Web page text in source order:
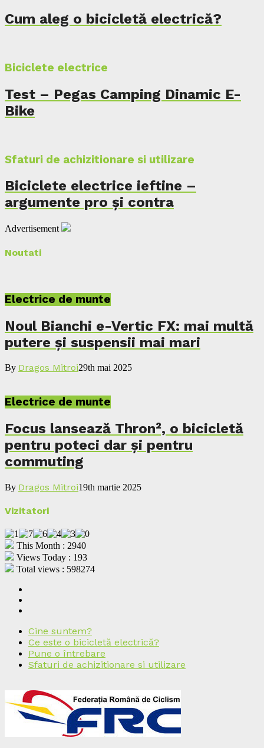
Cum aleg o bicicletă electrică?
Biciclete electrice
Test – Pegas Camping Dinamic E-
Bike
Sfaturi de achizitionare si utilizare
Biciclete electrice ieftine –
argumente pro și contra
Advertisement
Noutati
Electrice de munte
Noul Bianchi e-Vertic FX: mai multă
putere și suspensii mai mari
By Dragos Mitroi29th mai 2025
Electrice de munte
Focus lansează Thron², o bicicletă
pentru poteci dar și pentru
commuting
By Dragos Mitroi19th martie 2025
Vizitatori
This Month : 2940
Views Today : 193
Total views : 598274
Cine suntem?
Ce este o bicicletă electrică?
Pune o întrebare
Sfaturi de achizitionare si utilizare